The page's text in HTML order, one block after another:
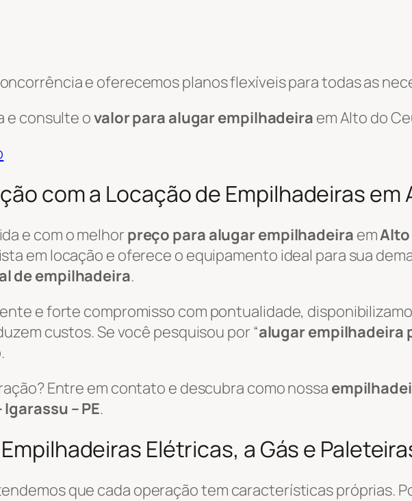
e oferecemos planos flexíveis para todas as
e consulte ovalor para alugar empilhadeira em Alto do
com a Locação de Empilhadeiras em
e com o melhor preço para alugar empilhadeira emAlto
em locação e oferece o equipamento ideal para sua
de empilhadeira.
e forte compromisso com pontualidade,
custos. Se você pesquisou por “alugar empilhadeira
Entre em contato e descubra como nossa
– PE.
Elétricas, a Gás e
que cada operação tem características próprias.